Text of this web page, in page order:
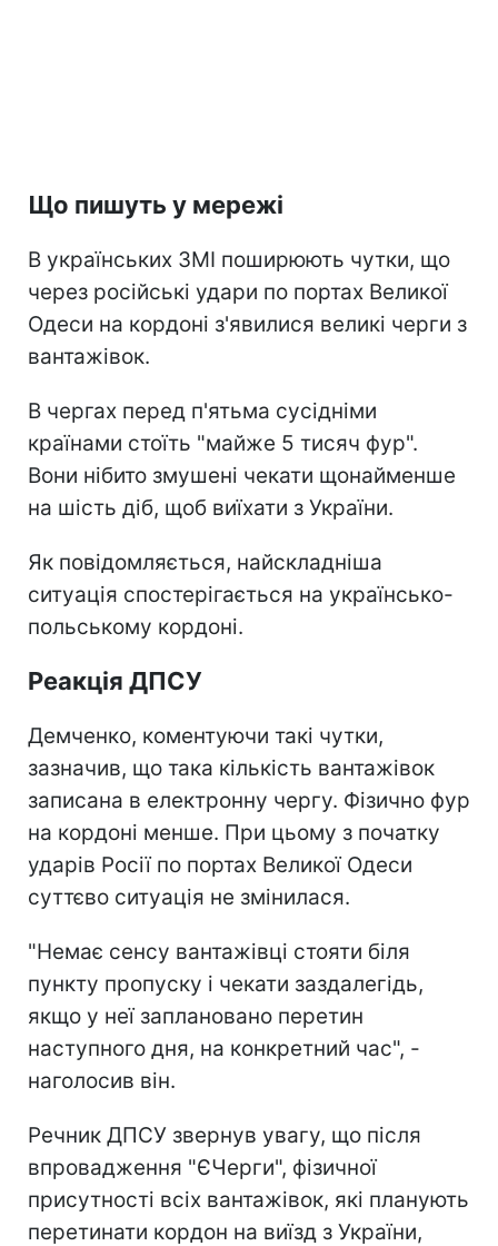
Що пишуть у мережі
В українських ЗМІ поширюють чутки, що
через російські удари по портах Великої
Одеси на кордоні з'явилися великі черги з
вантажівок.
В чергах перед п'ятьма сусідніми
країнами стоїть "майже 5 тисяч фур".
Вони нібито змушені чекати щонайменше
на шість діб, щоб виїхати з України.
Як повідомляється, найскладніша
ситуація спостерігається на українсько-
польському кордоні.
Реакція ДПСУ
Демченко, коментуючи такі чутки,
зазначив, що така кількість вантажівок
записана в електронну чергу. Фізично фур
на кордоні менше. При цьому з початку
ударів Росії по портах Великої Одеси
суттєво ситуація не змінилася.
"Немає сенсу вантажівці стояти біля
пункту пропуску і чекати заздалегідь,
якщо у неї заплановано перетин
наступного дня, на конкретний час", -
наголосив він.
Речник ДПСУ звернув увагу, що після
впровадження "ЄЧерги", фізичної
присутності всіх вантажівок, які планують
перетинати кордон на виїзд з України,